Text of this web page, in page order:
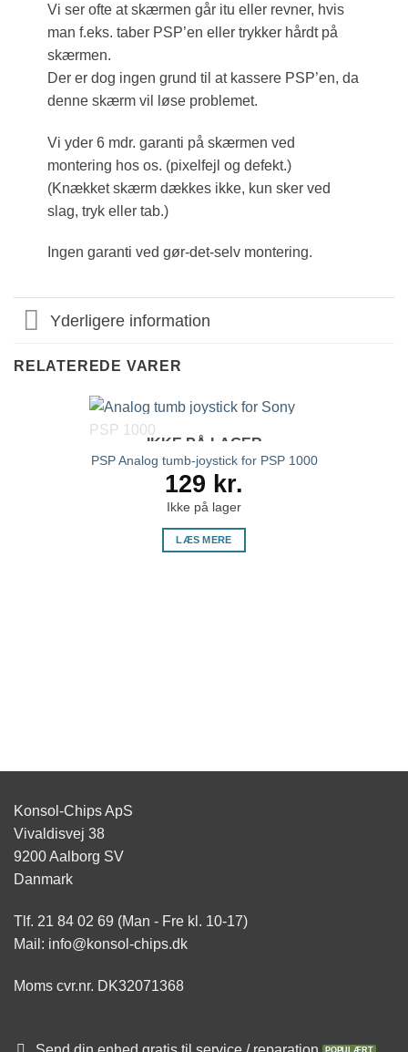
Vi ser ofte at skærmen går itu eller revner, hvis
man f.eks. taber PSP’en eller trykker hårdt på
skærmen.
Der er dog ingen grund til at kassere PSP’en, da
denne skærm vil løse problemet.
Vi yder 6 mdr. garanti på skærmen ved
montering hos os. (pixelfejl og defekt.)
(Knækket skærm dækkes ikke, kun sker ved
slag, tryk eller tab.)
Ingen garanti ved gør-det-selv montering.
Yderligere information
RELATEREDE VARER
IKKE PÅ LAGER
PSP Analog tumb-joystick for PSP 1000
129 kr.
Ikke på lager
LÆS MERE
Konsol-Chips ApS
Vivaldisvej 38
9200 Aalborg SV
Danmark
Tlf. 21 84 02 69 (Man - Fre kl. 10-17)
Mail: info@konsol-chips.dk
Moms cvr.nr. DK32071368